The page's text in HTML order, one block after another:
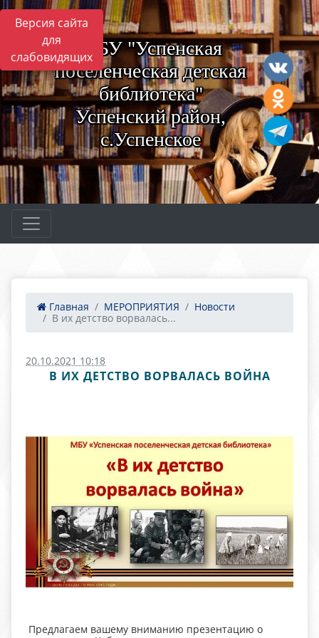
Версия сайта
для
слабовидящихМБУ "Успенская
поселенческая детская
библиотека"
Успенский район,
с.Успенское
Главная МЕРОПРИЯТИЯ
Новости
В их детство ворвалась...
20.10.2021 10:18
В ИХ ДЕТСТВО ВОРВАЛАСЬ ВОЙНА
Предлагаем вашему вниманию презентацию о